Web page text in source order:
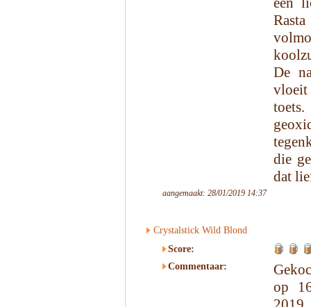
De
vloeit
die
dat
aangemaakt: 28/01/2019 14:37
Crystalstick Wild Blond
Score:
Commentaar:
op